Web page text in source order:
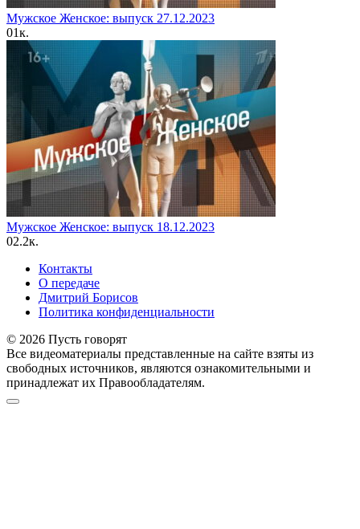
Мужское Женское: выпуск 27.12.2023
01к.
Мужское Женское: выпуск 18.12.2023
02.2к.
Контакты
О передаче
Дмитрий Борисов
Политика конфиденциальности
© 2026 Пусть говорят
Все видеоматериалы представленные на сайте взяты из
свободных источников, являются ознакомительными и
принадлежат их Правообладателям.